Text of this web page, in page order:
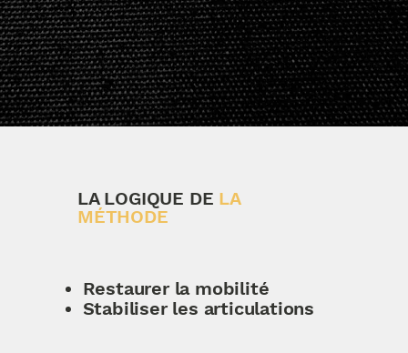
LA LOGIQUE DE LA
MÉTHODE
Restaurer la mobilité
Stabiliser les articulations